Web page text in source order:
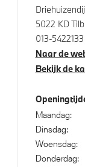
Elektrische
Cruise control
High-beam
5022 KD
013-5422133
Naar de
Bekijk de
Maandag:
Dinsdag:
Woensdag:
Donderdag: